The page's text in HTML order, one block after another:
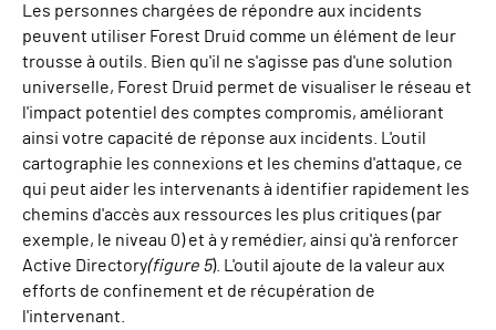
Les personnes chargées de répondre aux incidents
peuvent utiliser Forest Druid comme un élément de leur
trousse à outils. Bien qu'il ne s'agisse pas d'une solution
universelle, Forest Druid permet de visualiser le réseau et
l'impact potentiel des comptes compromis, améliorant
ainsi votre capacité de réponse aux incidents. L'outil
cartographie les connexions et les chemins d'attaque, ce
qui peut aider les intervenants à identifier rapidement les
chemins d'accès aux ressources les plus critiques (par
exemple, le niveau 0) et à y remédier, ainsi qu'à renforcer
Active Directory(figure 5). L'outil ajoute de la valeur aux
efforts de confinement et de récupération de
l'intervenant.